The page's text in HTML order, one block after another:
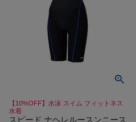
【10%OFF】水泳 スイム フィットネス
水着
スピード ナヘレルースンニース